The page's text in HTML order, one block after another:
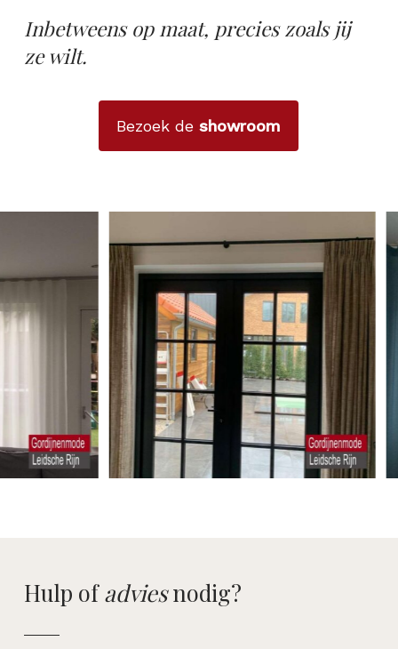
Inbetweens op maat, precies zoals jij
ze wilt.
Bezoek deshowroom
Hulp ofadviesnodig?